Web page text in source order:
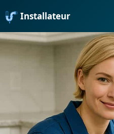
Installateur